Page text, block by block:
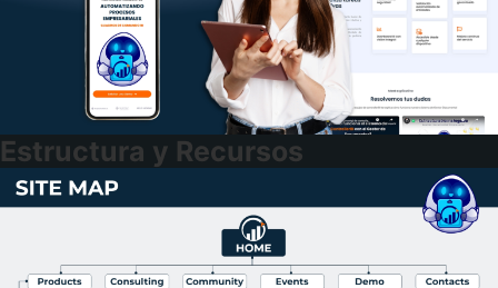
Estructura y Recursos